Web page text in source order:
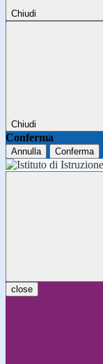
Chiudi
Chiudi
Conferma
Annulla Conferma
close